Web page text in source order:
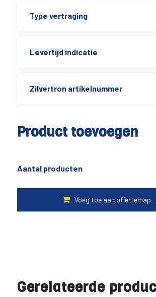
Product toevoegen
Aantal producten
Type vertraging
Levertijd indicatie
Zilvertron artikelnummer
Gerelateerde